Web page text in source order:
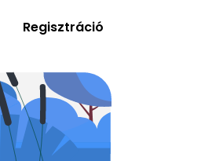
Regisztráció